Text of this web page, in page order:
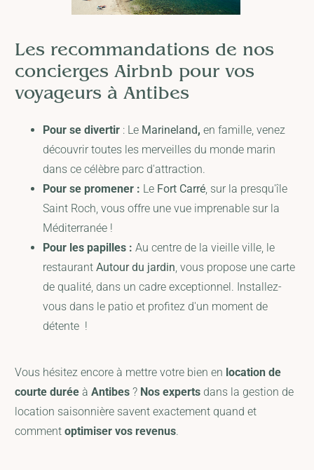
Les recommandations de nos
concierges Airbnb pour vos
voyageurs à Antibes
Pour se divertir : Le Marineland,en famille, venez
découvrir toutes les merveilles du monde marin
dans ce célèbre parc d'attraction.
Pour se promener : Le Fort Carré, sur la presqu'île
Saint Roch, vous offre une vue imprenable sur la
Méditerranée !
Pour les papilles : Au centre de la vieille ville, le
restaurantAutour du jardin, vous propose une carte
de qualité, dans un cadre exceptionnel. Installez-
vous dans le patio et profitez d'un moment de
détente !
Vous hésitez encore à mettre votre bien en location de
courte durée àAntibes? Nos experts dans la gestion de
location saisonnière savent exactement quand et
commentoptimiser vos revenus.